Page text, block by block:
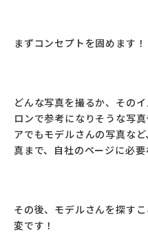
まずコンセプトを固めます！
どんな写真を撮るか、その
ロンで参考になりそうな写
アでもモデルさんの写真な
真まで、自社のページに必要
その後、モデルさんを探す
変です！